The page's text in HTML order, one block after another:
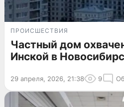
ПРОИСШЕСТВИЯ
Частный дом
Инской в
29 апреля, 2026, 21:38 9